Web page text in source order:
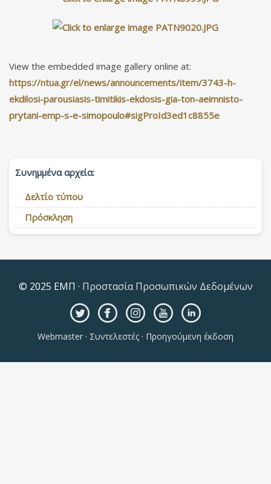
View the embedded image gallery online at:
https://ntua.gr/el/news/announcements/item/3743-h-
ekdilosi-parousiasis-timitikis-ekdosis-gia-ton-aeimnisto-
prytani-emp-s-e-simopoulo#sigProId3ed1c8855e
Συνημμένα αρχεία:
Δελτίο τύπου
Πρόσκληση
© 2025 ΕΜΠ · Προστασία Προσωπικών Δεδομένων
Webmaster · Συντελεστές · Προηγούμενη έκδοση